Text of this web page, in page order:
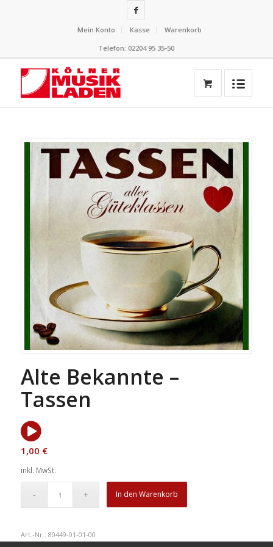
Mein Konto Kasse
Warenkorb
Telefon: 02204 95 35-50
Alte Bekannte –
Tassen
1,00 €
inkl. MwSt.
In den Warenkorb
Art.-Nr.: 80449-01-01-00